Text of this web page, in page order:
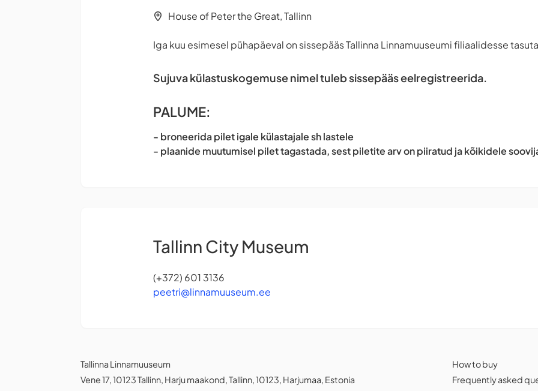
House of Peter the Great, Tallinn
Iga kuu esimesel pühapäeval on sissepääs Tallinna Linnamuuseumi filiaalidesse
Sujuva külastuskogemuse nimel tuleb sissepääs eelregistreerida.
PALUME:
- broneerida pilet igale külastajale sh lastele
- plaanide muutumisel pilet tagastada, sest piletite arv on piiratud ja kõikidele
Tallinn City Museum
(+372) 601 3136
peetri@linnamuuseum.ee
Tallinna Linnamuuseum
Vene 17, 10123 Tallinn, Harju maakond, Tallinn, 10123, Harjumaa, Estonia
How to buy
Frequently asked